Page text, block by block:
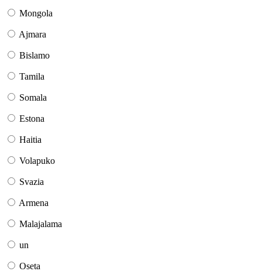
Mongola
Ajmara
Bislamo
Tamila
Somala
Estona
Haitia
Volapuko
Svazia
Armena
Malajalama
un
Oseta